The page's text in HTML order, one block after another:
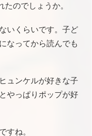
のでしょうか。
いくらいです。子ど
なってから読んでも
ュンケルが好きな子
やっぱりポップが好
ね。